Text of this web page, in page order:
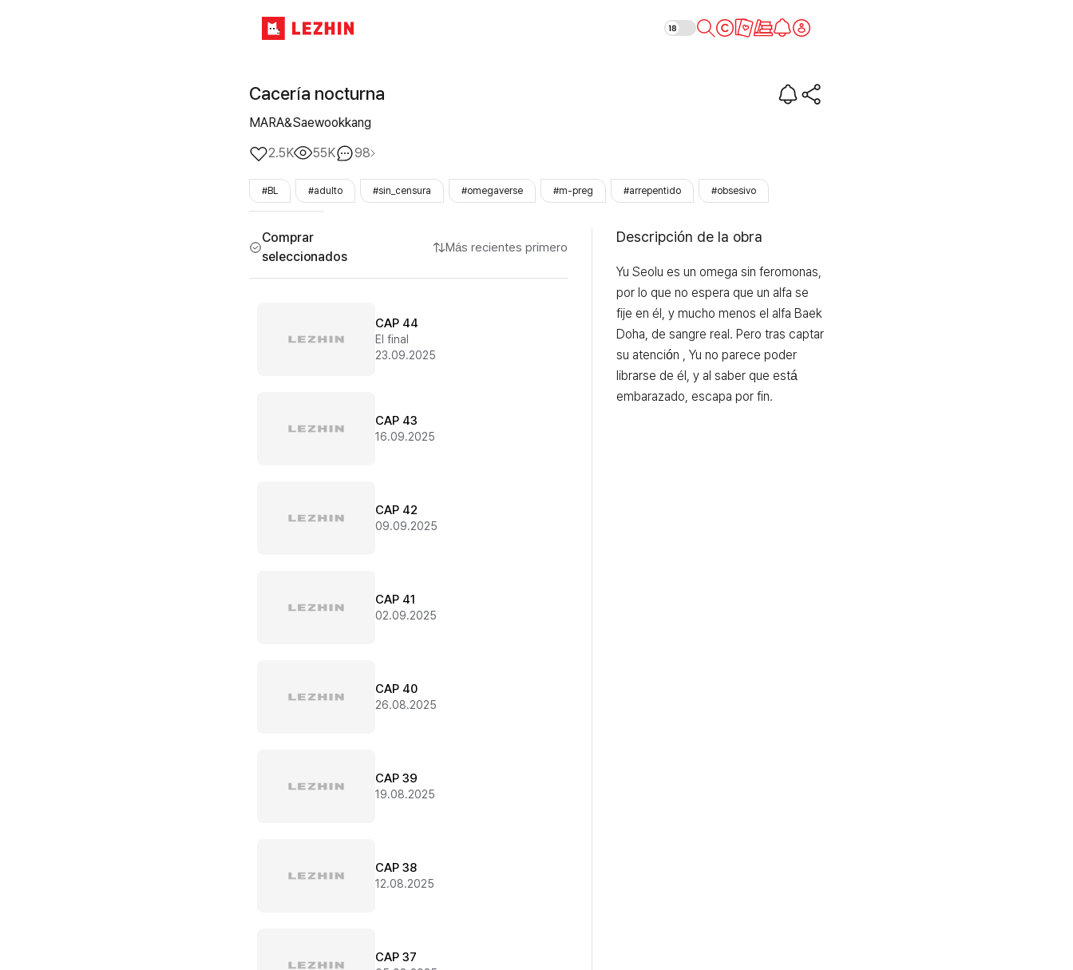
Cacería nocturna
Cacería nocturna
MARA&Saewookkang
2.5K
55K 98
#BL #adulto #sin_censura #omegaverse #m-preg #arrepentido #obsesivo
Comprar
seleccionados
Más recientes primero
CAP 44
El final
23.09.2025
CAP 43
16.09.2025
CAP 42
09.09.2025
CAP 41
02.09.2025
CAP 40
26.08.2025
CAP 39
19.08.2025
CAP 38
12.08.2025
CAP 37
Descripción de la obra
Yu Seolu es un omega sin feromonas,
por lo que no espera que un alfa se
fije en él, y mucho menos el alfa Baek
Doha, de sangre real. Pero tras captar
su atención , Yu no parece poder
librarse de él, y al saber que está
embarazado, escapa por fin.